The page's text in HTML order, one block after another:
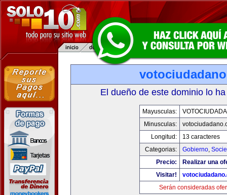
El dueño de este dominio lo
Mayusculas:
Minusculas:
Longitud:
13 caracteres
Categorias:
Gobierno,
Precio:
Realizar una
Visitar!
Serán consideradas